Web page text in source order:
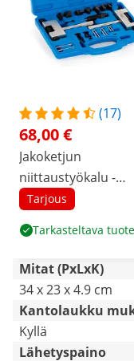
(17)
68,00 €
Jakoketjun
niittaustyökalu -
Mercedes - Jeep -
Tarjous
Tarkasteltava tuote
Mitat (PxLxK)
34 x 23 x 4.9 cm
Kantolaukku
Kyllä
Lähetyspaino